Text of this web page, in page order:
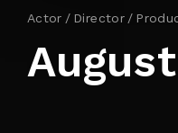
Actor Director